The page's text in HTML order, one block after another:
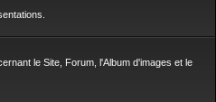
le Site, Forum, l'Album d'images et le